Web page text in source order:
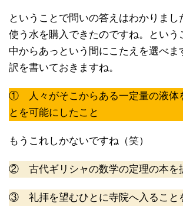
ということで問いの答えはわかりまし
使う水を購入できたのですね。という
中からあっという間にこたえを選べま
訳を書いておきますね。
① 人々がそこからある一定量の液体
とを可能にしたこと
もうこれしかないですね（笑）
② 古代ギリシャの数学の定理の本を
③ 礼拝を望むひとに寺院へ入ること